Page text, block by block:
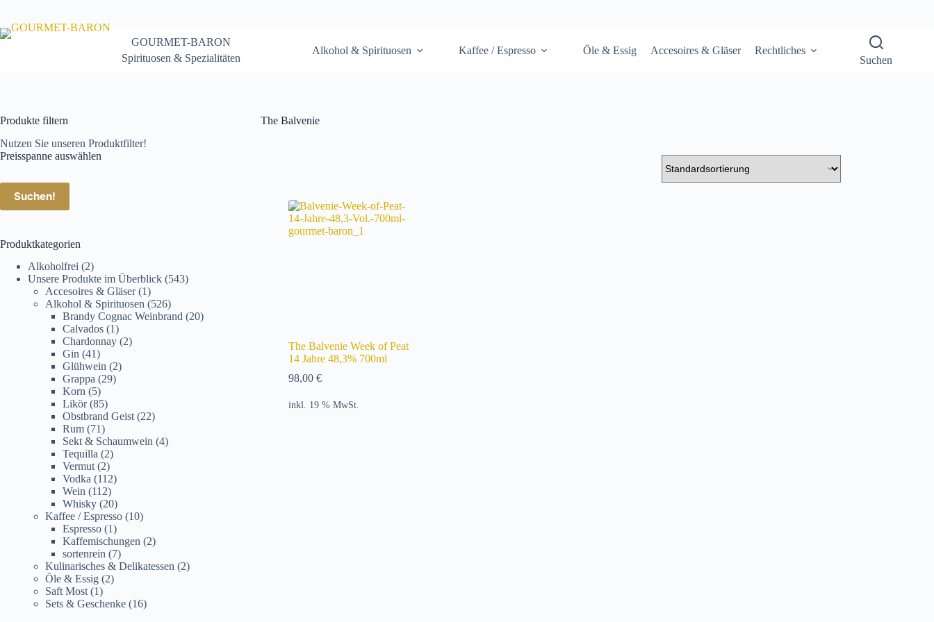
springen
GOURMET-BARON
Spirituosen & Spezialitäten
Alkohol & Spirituosen Kaffee / Espresso Öle & Essig Accesoires & Gläser
Rechtliches
Suchen
The Balvenie
The Balvenie Week of Peat
14 Jahre 48,3% 700ml
98,00 €
inkl. 19 % MwSt.
Produkte filtern
Nutzen Sie unseren Produktfilter!
Preisspanne auswählen
Suchen!
Produktkategorien
Alkoholfrei (2)
Unsere Produkte im Überblick (543)
Accesoires & Gläser (1)
Alkohol & Spirituosen (526)
Brandy Cognac Weinbrand (20)
Calvados (1)
Chardonnay (2)
Gin (41)
Glühwein (2)
Grappa (29)
Korn (5)
Likör (85)
Obstbrand Geist (22)
Rum (71)
Sekt & Schaumwein (4)
Tequilla (2)
Vermut (2)
Vodka (112)
Wein (112)
Whisky (20)
Kaffee / Espresso (10)
Espresso (1)
Kaffemischungen (2)
sortenrein (7)
Kulinarisches & Delikatessen (2)
Öle & Essig (2)
Saft Most (1)
Sets & Geschenke (16)